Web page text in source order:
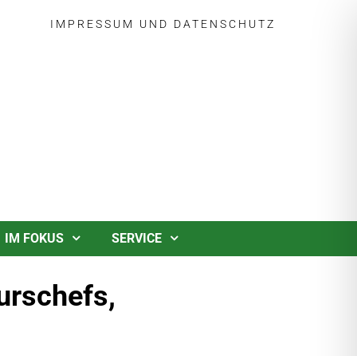
IMPRESSUM UND DATENSCHUTZ
IM FOKUS SERVICE